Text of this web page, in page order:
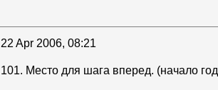
22 Apr 2006, 08:21
101. Место для шага вперед. (начало